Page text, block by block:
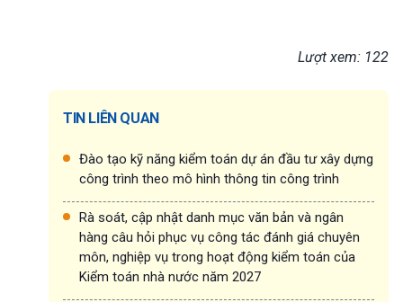
Lượt xem: 122
TIN LIÊN QUAN
Đào tạo kỹ năng kiểm toán dự án đầu tư xây dựng
công trình theo mô hình thông tin công trình
Rà soát, cập nhật danh mục văn bản và ngân
hàng câu hỏi phục vụ công tác đánh giá chuyên
môn, nghiệp vụ trong hoạt động kiểm toán của
Kiểm toán nhà nước năm 2027